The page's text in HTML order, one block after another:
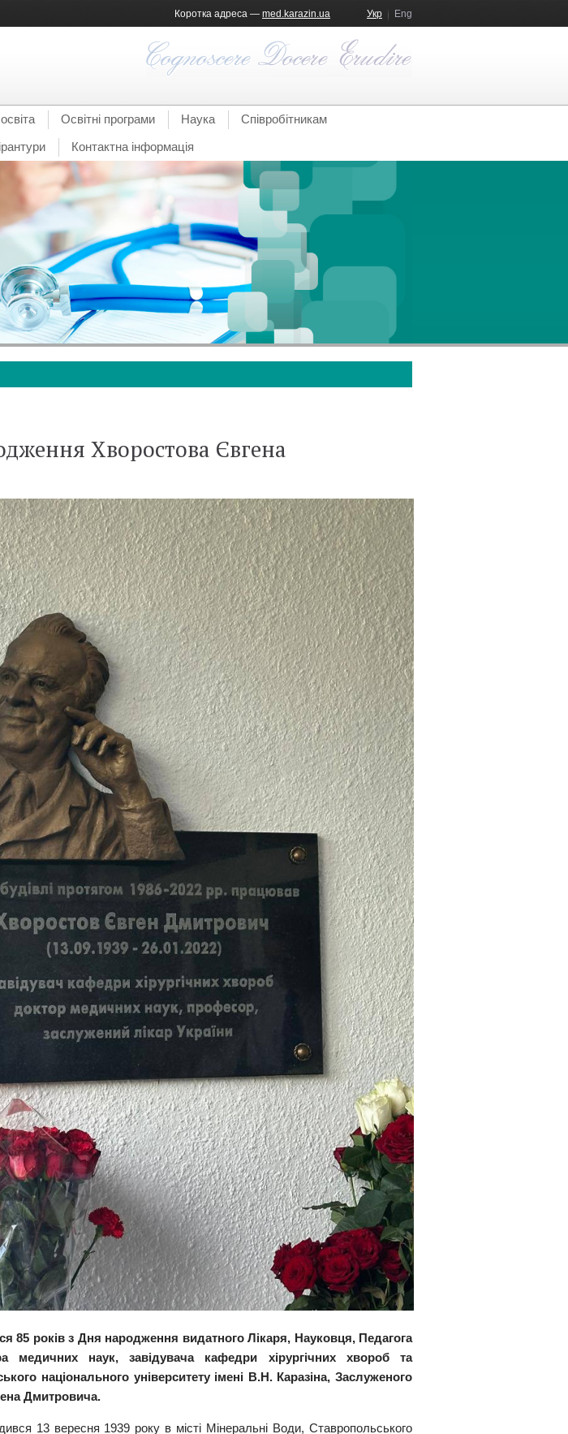
Укр Eng
Коротка адреса — med.karazin.ua
Освітні програми Наука
Співробітникам
Контактна інформація
Хворостова Євгена
85 років з Дня народження видатного Лікаря, Науковця, Педагога
медичних наук, завідувача кафедри хірургічних хвороб та
національного університету імені В.Н. Каразіна, Заслуженого
Дмитровича.
13 вересня 1939 року в місті Мінеральні Води, Ставропольського